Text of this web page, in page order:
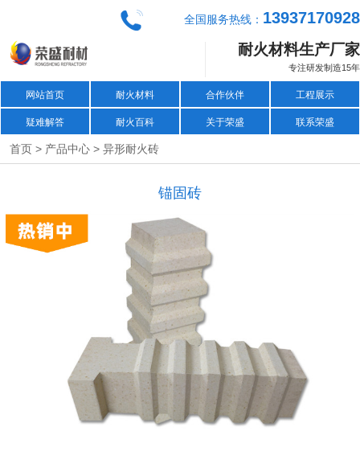
全国服务热线： 13937170928
耐火材料生产厂家
专注研发制造15年
网站首页 耐火材料 合作伙伴 工程展示
疑难解答 耐火百科 关于荣盛 联系荣盛
首页 > 产品中心 > 异形耐火砖
锚固砖